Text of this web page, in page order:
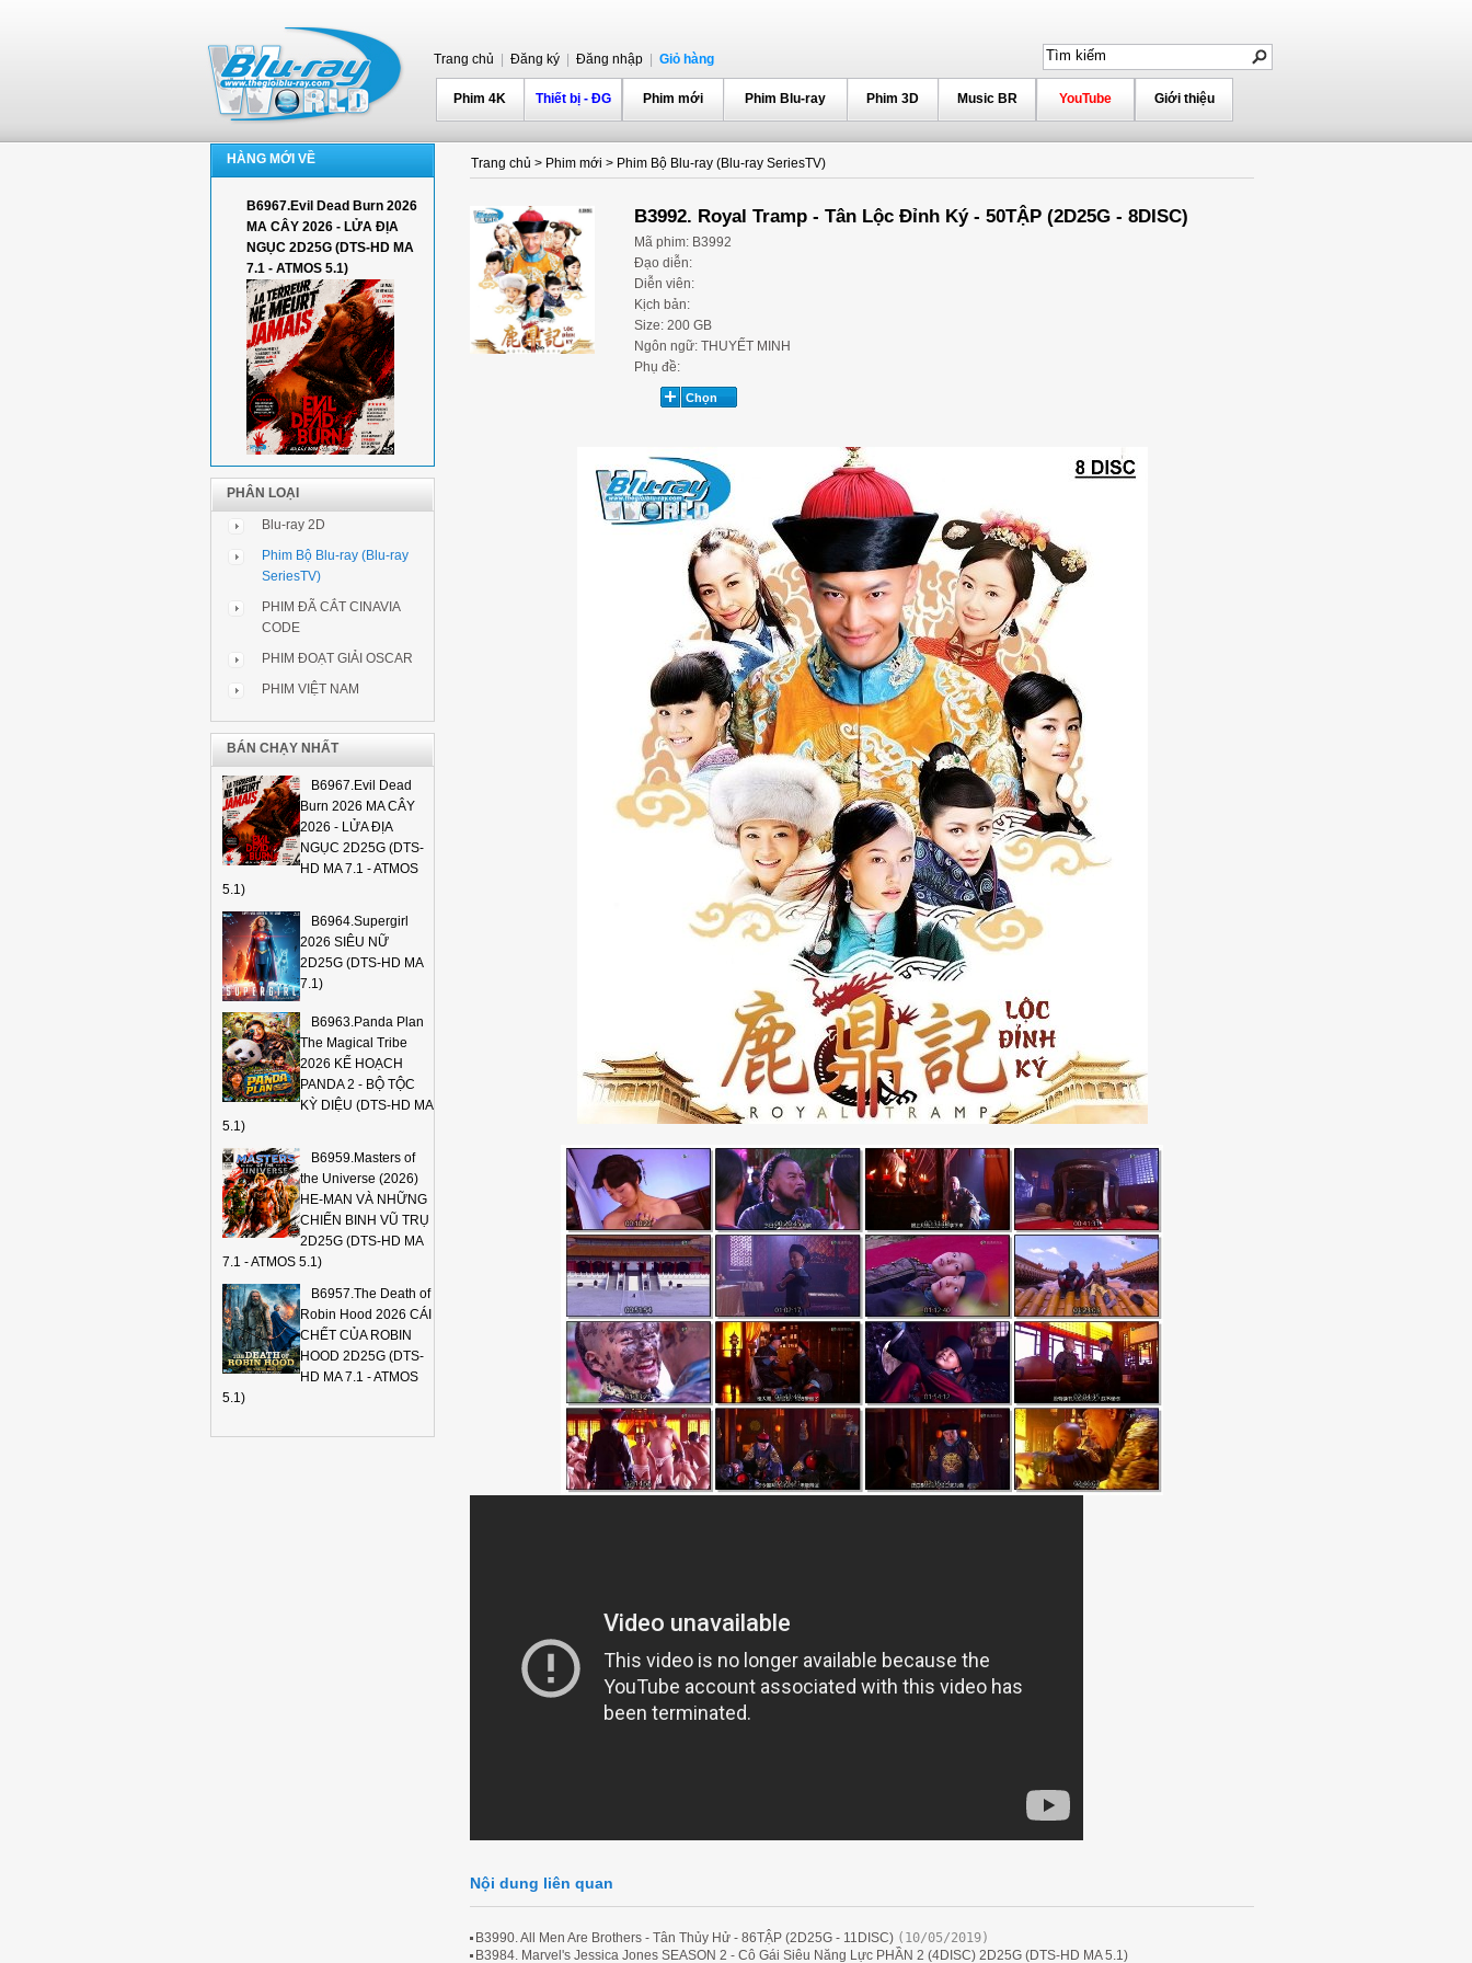
Trang chủ Đăng ký Đăng nhập Giỏ hàng
Phim 4K Thiết bị - ĐG Phim mới Phim Blu-ray Phim 3D Music BR YouTube Giới thiệu
HÀNG MỚI VỀ
B6967.Evil Dead Burn 2026
MA CÂY 2026 - LỬA ĐỊA
NGỤC 2D25G (DTS-HD MA
7.1 - ATMOS 5.1)
PHÂN LOẠI
Blu-ray 2D
Phim Bộ Blu-ray (Blu-ray
SeriesTV)
PHIM ĐÃ CẮT CINAVIA
CODE
PHIM ĐOẠT GIẢI OSCAR
PHIM VIỆT NAM
BÁN CHẠY NHẤT
B6967.Evil Dead
Burn 2026 MA CÂY
2026 - LỬA ĐỊA
NGỤC 2D25G (DTS-
HD MA 7.1 - ATMOS
5.1)
B6964.Supergirl
2026 SIÊU NỮ
2D25G (DTS-HD MA
7.1)
B6963.Panda Plan
The Magical Tribe
2026 KẾ HOẠCH
PANDA 2 - BỘ TỘC
KỲ DIỆU (DTS-HD MA
5.1)
B6959.Masters of
the Universe (2026)
HE-MAN VÀ NHỮNG
CHIẾN BINH VŨ TRỤ
2D25G (DTS-HD MA
7.1 - ATMOS 5.1)
B6957.The Death of
Robin Hood 2026 CÁI
CHẾT CỦA ROBIN
HOOD 2D25G (DTS-
HD MA 7.1 - ATMOS
5.1)
Trang chủ > Phim mới > Phim Bộ Blu-ray (Blu-ray SeriesTV)
B3992. Royal Tramp - Tân Lộc Đỉnh Ký - 50TẬP (2D25G - 8DISC)
Mã phim: B3992
Đạo diễn:
Diễn viên:
Kịch bản:
Size: 200 GB
Ngôn ngữ: THUYẾT MINH
Phụ đề:
Nội dung liên quan
B3990. All Men Are Brothers - Tân Thủy Hử - 86TẬP (2D25G - 11DISC) (10/05/2019)
B3984. Marvel's Jessica Jones SEASON 2 - Cô Gái Siêu Năng Lực PHẦN 2 (4DISC) 2D25G (DTS-HD MA 5.1)